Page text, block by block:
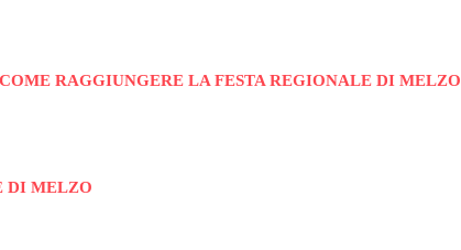
RAGGIUNGERE LA FESTA REGIONALE DI MELZO
DI MELZO